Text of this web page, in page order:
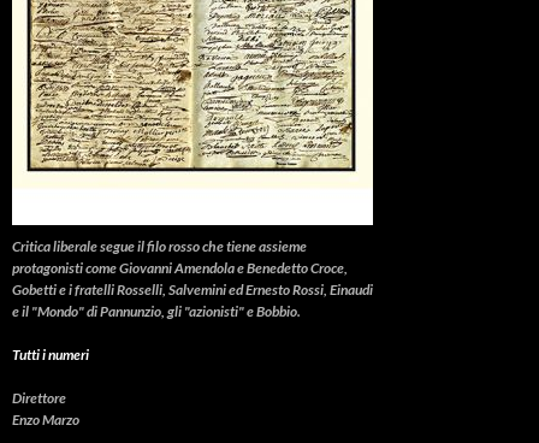
Critica liberalesegue il filo rosso che tiene assieme
protagonisti come Giovanni Amendola e Benedetto Croce,
Gobetti e i fratelli Rosselli, Salvemini ed Ernesto Rossi, Einaudi
e il "Mondo" di Pannunzio, gli "azionisti" e Bobbio.
Tutti i numeri
Direttore
Enzo Marzo